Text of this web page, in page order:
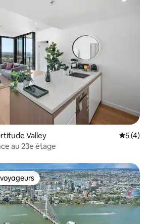
Valley
5 (4)
au 23e étage
les plus appréciés